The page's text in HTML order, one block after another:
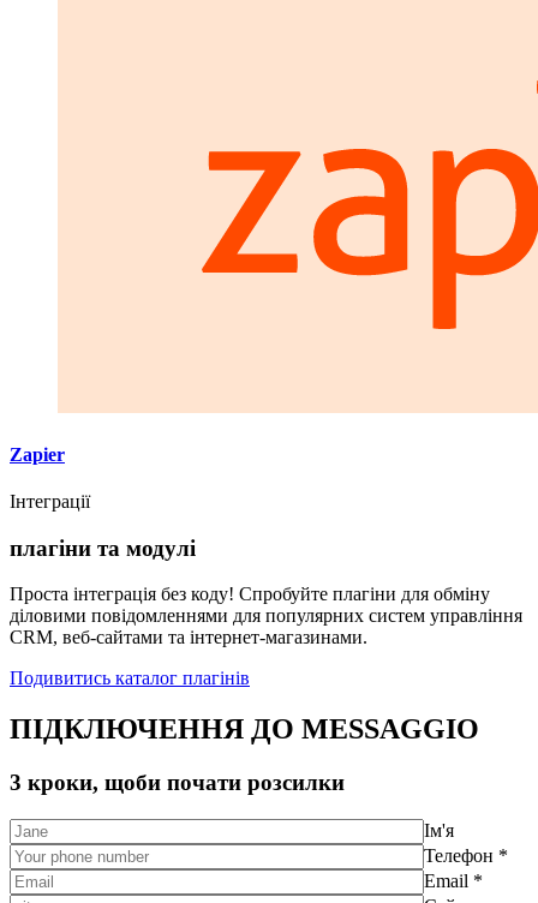
Zapier
Інтеграції
плагіни та модулі
Проста інтеграція без коду! Спробуйте плагіни для обміну
діловими повідомленнями для популярних систем управління
CRM, веб-сайтами та інтернет-магазинами.
Подивитись каталог плагінів
ПІДКЛЮЧЕННЯ ДО MESSAGGIO
3 кроки, щоби почати розсилки
Ім'я
Телефон *
Email *